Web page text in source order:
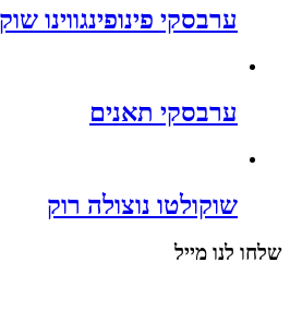
ערבסקי פינופינגווינו
ערבסקי תאנים
שוקולטו נוצולה רוק
שלחו לנו מייל